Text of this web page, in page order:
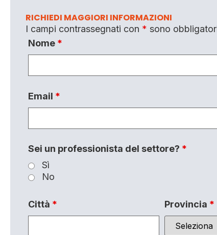
RICHIEDI MAGGIORI INFORMAZIONI
I campi contrassegnati con * sono
Nome *
Email *
Sei un professionista del settore? *
Sì
No
Città * Provincia *